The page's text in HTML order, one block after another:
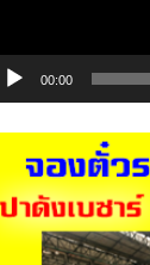
00:00